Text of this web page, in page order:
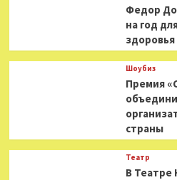
Федор
на год
здоровья
Шоубиз
Премия
страны
Театр
В Театре